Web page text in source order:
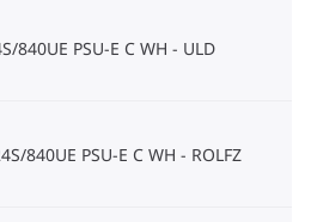
840UE PSU-E C WH ULD
840UE PSU-E C WH ROLFZ